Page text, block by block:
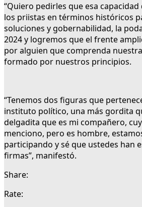
“Quiero pedirles que esa
los priistas en términos históricos
soluciones y gobernabilidad, la
2024 y logremos que el frente
por alguien que comprenda
formado por nuestros principios.
“Tenemos dos figuras que
instituto político, una más gordita
delgadita que es mi compañero,
menciono, pero es hombre,
participando y sé que ustedes han
firmas”, manifestó.
Share:
Rate: